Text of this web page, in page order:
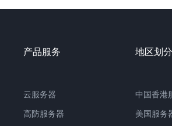
产品服务
云服务器
高防服务器
地区划分
中国香港
美国服务